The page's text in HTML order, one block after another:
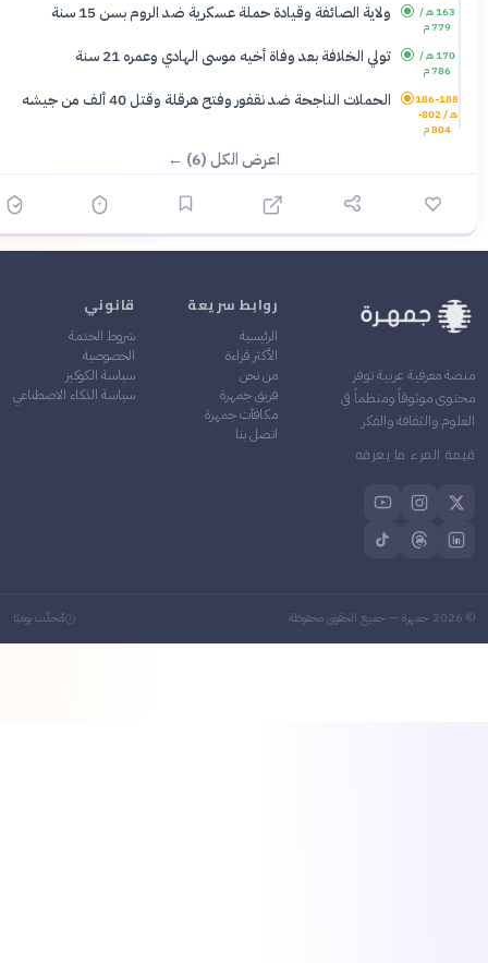
163 هـ /
ولاية الصائفة وقيادة حملة عسكرية ضد الروم بسن 15 سنة
170 هـ /
تولي الخلافة بعد وفاة أخيه موسى الهادي وعمره 21 سنة
186-188
هـ / 802-
الحملات الناجحة ضد نقفور وفتح هرقلة وقتل 40 ألف من جيشه
اعرض الكل (6) ←
معرفية عربية توفر
موثوقاً ومنظماً في
والثقافة والفكر
المرء ما يعرفه
روابط سريعة
الرئيسية
الأكثر قراءة
من نحن
فريق جمهرة
مكافآت جمهرة
اتصل بنا
قانوني
شروط الخدمة
الخصوصية
سياسة الكوكيز
سياسة الذكاء الاصطناعي
جمهرة — جميع الحقوق محفوظة مُحدَّث يوميًا